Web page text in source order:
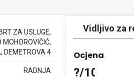
ZA USLUGE,
MOHOROVIČIĆ,
DEMETROVA 4
RADNJA
Vidljivo za
Ocjena
?/10